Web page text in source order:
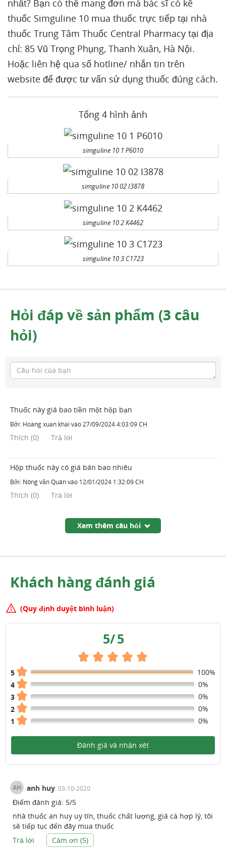
nhất? Bạn có thể mang đơn mà bác sĩ có kê
thuốc Simguline 10 mua thuốc trực tiếp tại nhà
thuốc Trung Tâm Thuốc Central Pharmacy tại địa
chỉ: 85 Vũ Trọng Phụng, Thanh Xuân, Hà Nội.
Hoặc liên hệ qua số hotline/ nhắn tin trên
website để được tư vấn sử dụng thuốc đúng cách.
Tổng 4 hình ảnh
simguline 10 1 P6010
simguline 10 02 I3878
simguline 10 2 K4462
simguline 10 3 C1723
Hỏi đáp về sản phẩm (3 câu
hỏi)
Thuốc này giá bao tiền một hộp bạn
Bởi: Hoàng xuan khai vào27/09/2024 4:03:09 CH
Thích (0) Trả lời
Hộp thuốc này có giá bán bao nhiêu
Bởi: Nông văn Quânvào 12/01/2024 1:32:09 CH
Thích (0) Trả lời
Xem thêm câu hỏi
Khách hàng đánh giá
(Quy định duyệt bình luận)
5/5
5
100%
4
0%
3
0%
2
0%
1
0%
Đánh giá và nhận xét
AH anh huy 03-10-2020
Điểm đánh giá: 5/5
nhà thuốc an huy uy tín, thuốc chất lượng, giá cả hợp lý, tôi
sẽ tiếp tục đến đây mua thuốc
Trả lời
Cảm ơn (5)